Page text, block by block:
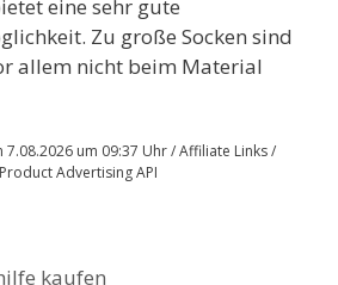
eine sehr gute
Zu große Socken sind
allem nicht beim Material
um 09:37 Uhr / Affiliate Links /
Advertising API
kaufen